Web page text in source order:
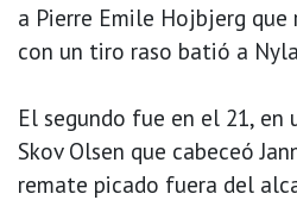
a Pierre Emile Hojbjerg
con un tiro raso batió a
El segundo fue en el 21, en
Skov Olsen que cabeceó
remate picado fuera del